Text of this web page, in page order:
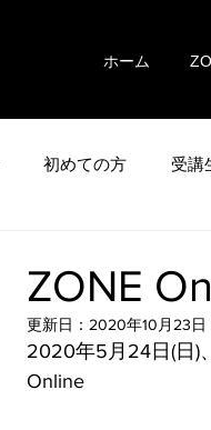
ホーム
初めての方 受講
ZONE
更新日： 2020年10月23日
2020年5月24日(日)
Online